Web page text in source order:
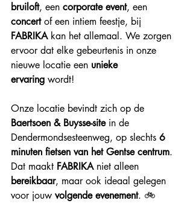
bruiloft, een corporate event, een
concert of een intiem feestje, bij
FABRIKA kan het allemaal. We zorgen
ervoor dat elke gebeurtenis in onze
nieuwe locatie een unieke
ervaring wordt!
Onze locatie bevindt zich op de
Baertsoen & Buysse-site in de
Dendermondsesteenweg, op slechts 6
minuten fietsen van het Gentse centrum.
Dat maakt FABRIKA niet alleen
bereikbaar, maar ook ideaal gelegen
voor jouw volgende evenement. 🚲